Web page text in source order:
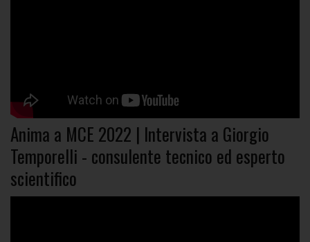
Anima a MCE 2022 | Intervista a Giorgio
Temporelli - consulente tecnico ed esperto
scientifico